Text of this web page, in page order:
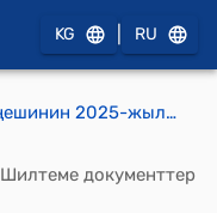
KG RU
Бишкек шаардык кеңешинин 2025-жылдын 27-мартындагы № 16 "Бишкек шаардык кеңешинин 2024-жылдын 23-декабрындагы № 7 "Бишкек шаардык кеңешинин XXIX чакырылышынын туруктуу комиссияларынын төрагаларын жана төрагаларынын орун басарларын бекитүү жөнүндө" токтомунун тиркемесине өзгөртүүлөрдү киргизүү тууралуу" токтому
Шилтеме документтер